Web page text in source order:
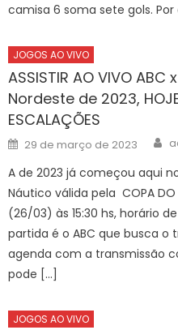
camisa 6 soma sete gols.
JOGOS AO VIVO
ASSISTIR AO VIVO
Nordeste de 2023,
ESCALAÇÕES
Posted
on
29 de março de 2023
A de 2023 já começou aqui
Náutico válida pela COPA DO
(26/03) às 15:30 hs, horário
partida é o ABC que busca o
agenda com a transmissão
pode […]
JOGOS AO VIVO